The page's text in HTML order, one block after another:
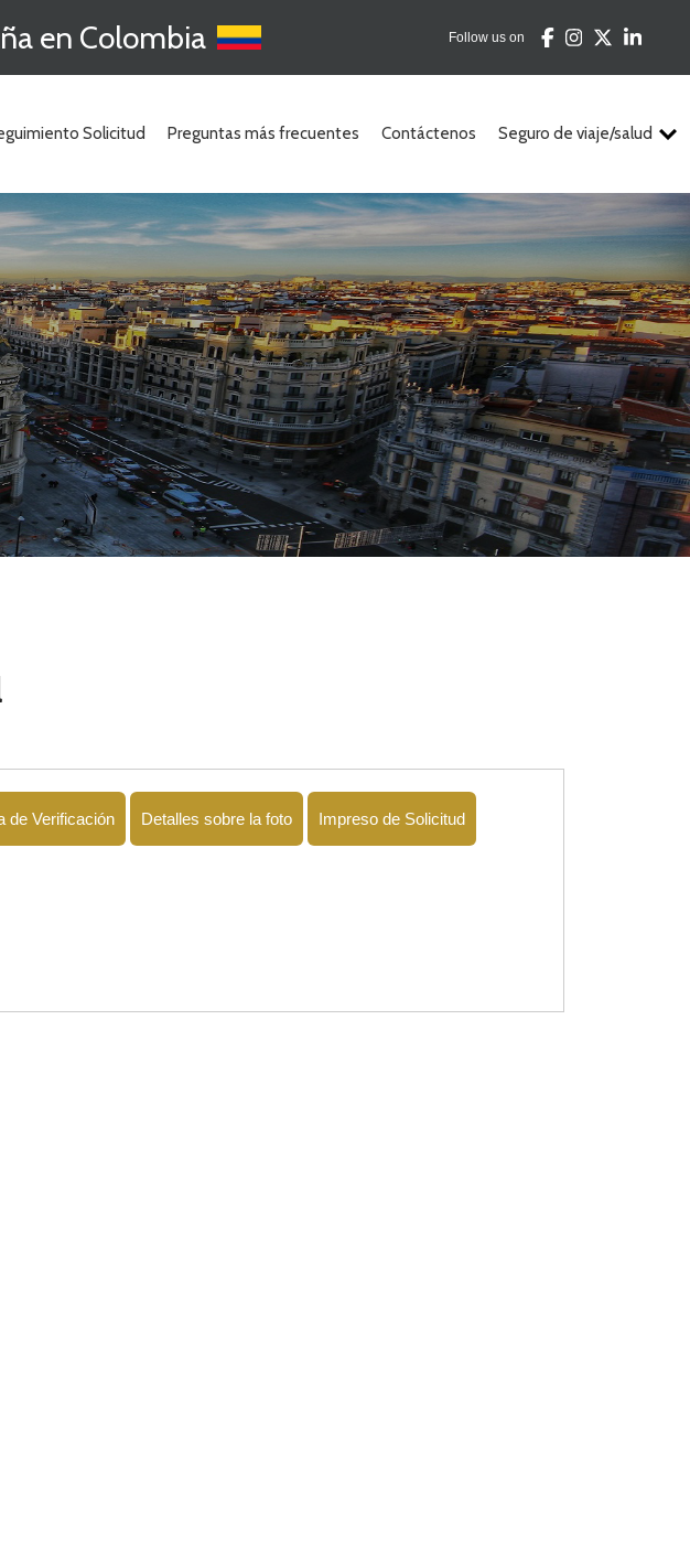
en Colombia Follow us on
Solicitud Preguntas más frecuentes Contáctenos Seguro de viaje/salud
de Verificación Detalles sobre la foto Impreso de Solicitud